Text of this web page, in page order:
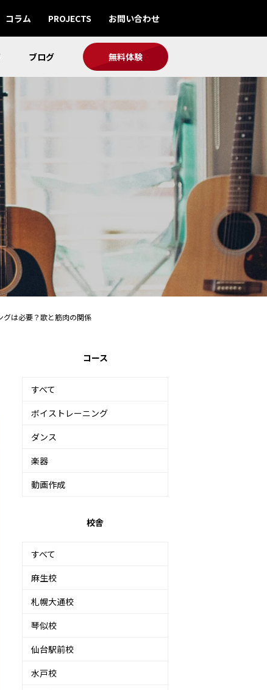
コラム PROJECTS お問い合わせ
ブログ 無料体験
グは必要？歌と筋肉の関係
コース
すべて
ボイストレーニング
ダンス
楽器
動画作成
校舎
すべて
麻生校
札幌大通校
琴似校
仙台駅前校
水戸校